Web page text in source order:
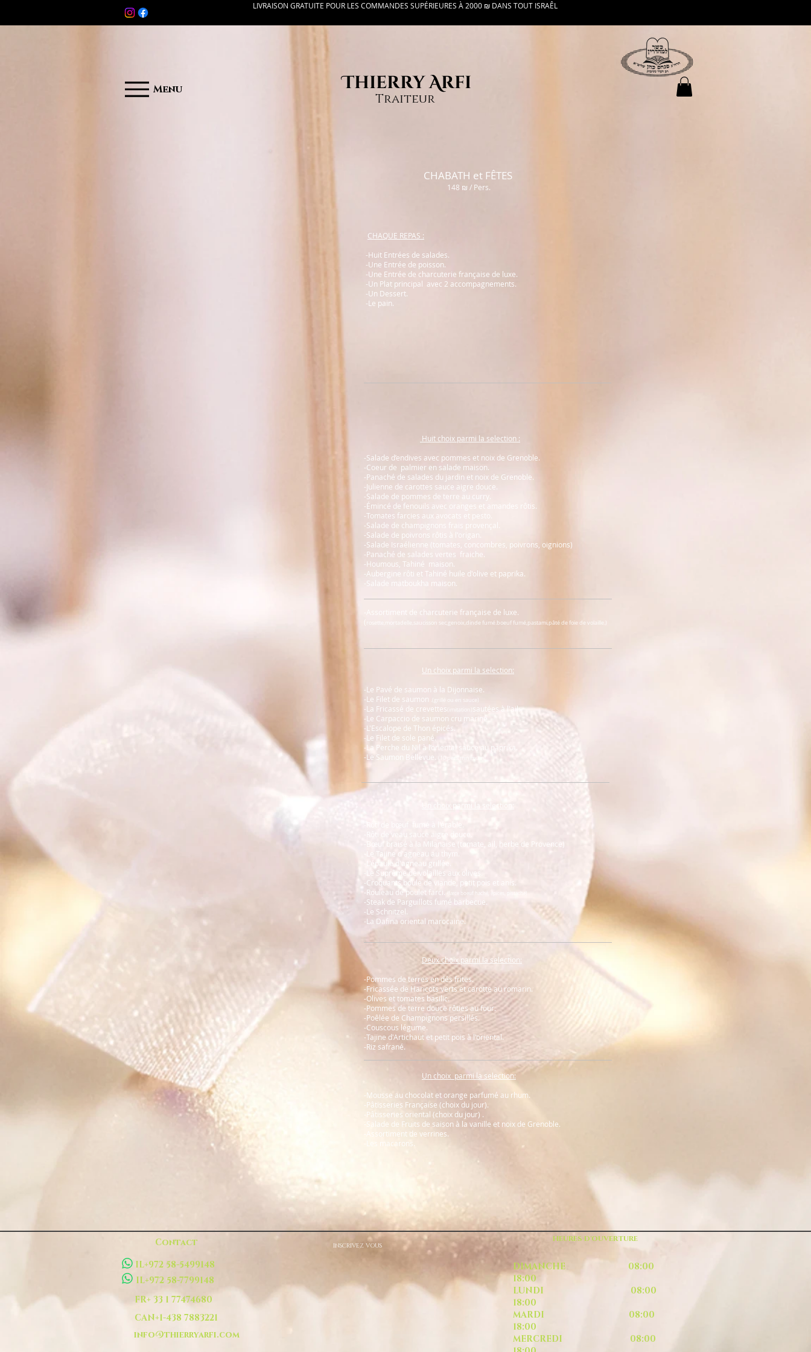
LIVRAISON GRATUITE POUR LES COMMANDES SUPÉRIEURES À 2000 ₪ DANS TOUT ISRAÊL
Menu Thierry Arfi
Traiteur
CHABATH et FÊTES
148 ₪ / Pers.
CHAQUE REPAS :
-Huit Entrées de salades.
-Une Entrée de poisson.
-Une Entrée de charcuterie française de luxe.
-Un Plat principal avec 2 accompagnements.
-Un Dessert.
-Le pain.
Huit choix parmi la selection :
-Salade d’endives avec pommes et noix de Grenoble.
-Coeur de palmier en salade maison.
-Panaché de salades du jardin et noix de Grenoble.
-Julienne de carottes sauce aigre douce.
-Salade de pommes de terre au curry.
-Émincé de fenouils avec oranges et amandes rôtis.
-Tomates farcies aux avocats et pesto.
-Salade de champignons frais provençal.
-Salade de poivrons rôtis à l'origan.
-Salade Israélienne (tomates, concombres, poivrons, oignions)
-Panaché de salades vertes fraiche.
-Houmous, Tahiné maison.
-Aubergine rôti et Tahiné huile d'olive et paprika.
-Salade matboukha maison.
-Assortiment de charcuterie française de luxe.
( rosette,mortadelle,saucisson sec,genoix,dinde fumé.boeuf fumé,pastami,pâté de foie de volaille.)
Un choix parmi la selection:
-Le Pavé de saumon à la Dijonnaise.
-Le Filet de saumon
.(grillé ou en sauce)
-La Fricassé de crevettes
sautées à l'ail.
-Le Carpaccio de saumon cru mariné
-L'Escalope de Thon épicés.
-Le Filet de sole pané.
-La Perche du Nil à l’oriental sauce au paprika.
-Le Saumon Bellevue.
(10 pers minimum)
choix parmi la selection:
-Bœuf braisé à la Milanaise (tomate, ail, herbe de Provence)
-Le Tajine d'agneau au thym.
-L'épaule d'agneau grillée.
-Le Suprême de volailles aux olives.
-Croquants boule de viande, petit pois et anis.
-Rouleau de poulet farci.
(farce boeuf haché, épices, pistache)
-Steak de Parguillots fumé barbecue.
-Le Schnitzel.
-La Dafina oriental marocaine.
Deux choix parmi la selection:
-Pommes de terres en dés frites.
-Fricassée de Haricots verts et carotte au romarin.
-Olives et tomates basilic.
-Pommes de terre douce rôties au four.
-Poêlée de Champignons persillés.
-Couscous légume.
-Tajine d'Artichaut et petit pois à l'oriental.
-Riz safrané.
Un choix parmi la selection:
-Mousse au chocolat et orange parfumé au rhum.
-Pâtisseries Française (choix du jour).
-Pâtisseries oriental (choix du jour) .
-Salade de Fruits de saison à la vanille et noix de Grenoble.
-Assortiment de verrines.
-Les macarons.
Contact
IL+972 58-5499148
IL+972 58-7799148
FR+ 33 1 77474680
CAN+1-438 7883221
info@thierryarfi.com
INSCRIVEZ VOUS
HEURES D'OUVERTURE
DIMANCHE 08:00
18:00
LUNDI 08:00
18:00
MARDI 08:00
18:00
MERCREDI 08:00